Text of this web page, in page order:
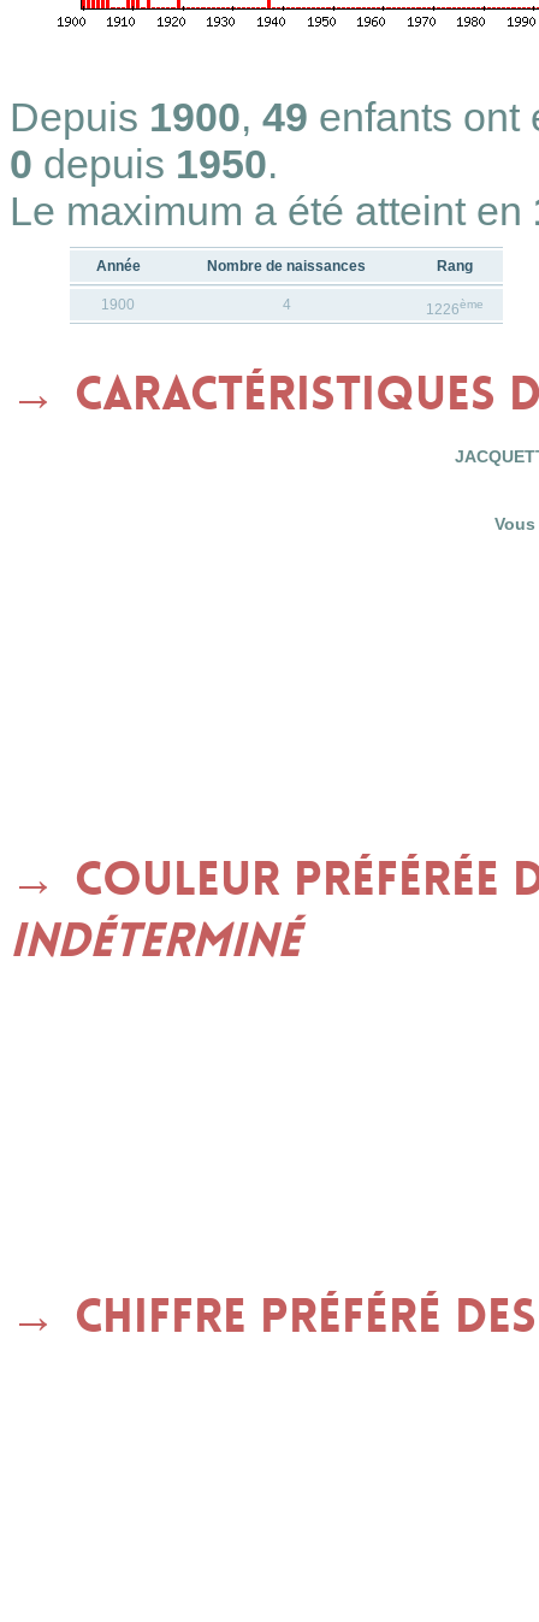
Depuis 1900, 49 enfants ont
0 depuis 1950.
Le maximum a été atteint en
Année Nombre de naissances Rang
1900 4 1226ème
Caractéristiques
Couleur préférée
indéterminé
Chiffre préféré des